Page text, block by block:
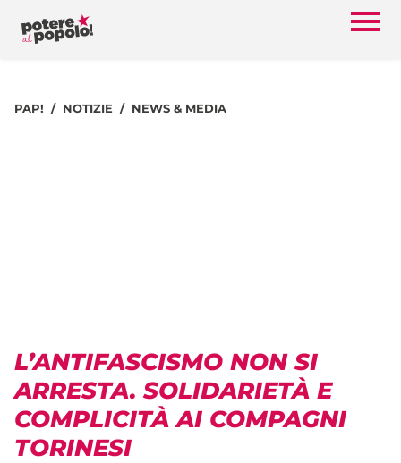
PAP! NOTIZIE NEWS & MEDIA
L’ANTIFASCISMO NON SI
ARRESTA. SOLIDARIETÀ E
COMPLICITÀ AI COMPAGNI
TORINESI